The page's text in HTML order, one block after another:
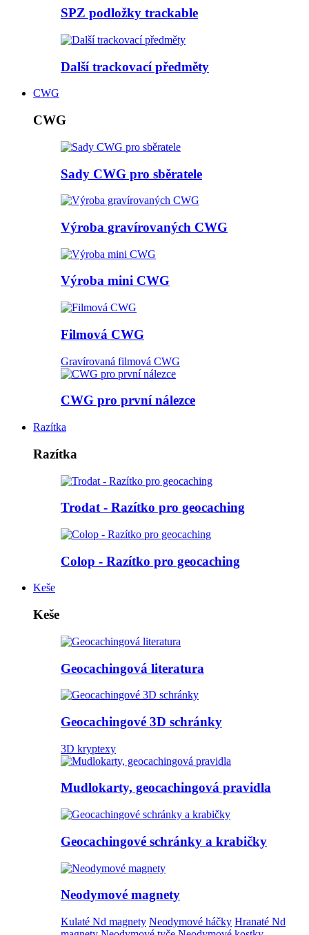
SPZ podložky trackable
Další trackovací předměty
CWG
CWG
Sady CWG pro sběratele
Výroba gravírovaných CWG
Výroba mini CWG
Filmová CWG
Gravírovaná filmová CWG
CWG pro první nálezce
Razítka
Razítka
Trodat - Razítko pro geocaching
Colop - Razítko pro geocaching
Keše
Keše
Geocachingová literatura
Geocachingové 3D schránky
3D kryptexy
Mudlokarty, geocachingová pravidla
Geocachingové schránky a krabičky
Neodymové magnety
Kulaté Nd magnety Neodymové háčky Hranaté Nd